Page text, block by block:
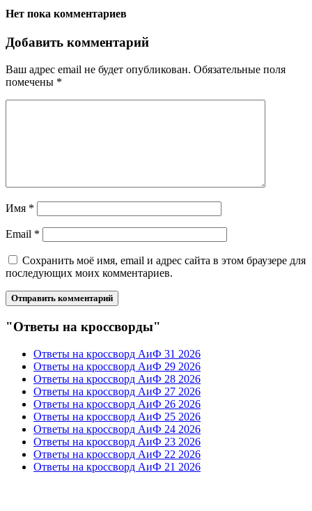
Нет пока комментариев
Добавить комментарий
Ваш адрес email не будет опубликован. Обязательные поля
помечены *
Имя *
Email *
Сохранить моё имя, email и адрес сайта в этом браузере для
последующих моих комментариев.
"Ответы на кроссворды"
Ответы на кроссворд АиФ 31 2026
Ответы на кроссворд АиФ 29 2026
Ответы на кроссворд АиФ 28 2026
Ответы на кроссворд АиФ 27 2026
Ответы на кроссворд АиФ 26 2026
Ответы на кроссворд АиФ 25 2026
Ответы на кроссворд АиФ 24 2026
Ответы на кроссворд АиФ 23 2026
Ответы на кроссворд АиФ 22 2026
Ответы на кроссворд АиФ 21 2026